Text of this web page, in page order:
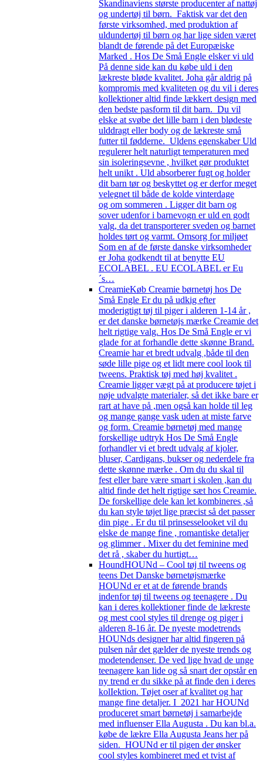
Skandinaviens største producenter af nattøj
og undertøj til børn. Faktisk var det den
første virksomhed, med produktion af
uldundertøj til børn og har lige siden været
blandt de førende på det Europæiske
Marked . Hos De Små Engle elsker vi uld
På denne side kan du købe uld i den
lækreste bløde kvalitet. Joha går aldrig på
kompromis med kvaliteten og du vil i deres
kollektioner altid finde lækkert design med
den bedste pasform til dit barn. Du vil
elske at svøbe det lille barn i den blødeste
ulddragt eller body og de lækreste små
futter til fødderne. Uldens egenskaber Uld
regulerer helt naturligt temperaturen med
sin isoleringsevne , hvilket gør produktet
helt unikt . Uld absorberer fugt og holder
dit barn tør og beskyttet og er derfor meget
velegnet til både de kolde vinterdage
og om sommeren . Ligger dit barn og
sover udenfor i barnevogn er uld en godt
valg, da det transporterer sveden og barnet
holdes tørt og varmt. Omsorg for miljøet
Som en af de første danske virksomheder
er Joha godkendt til at benytte EU
ECOLABEL . EU ECOLABEL er Eu
´s…
CreamieKøb Creamie børnetøj hos De
Små Engle Er du på udkig efter
moderigtigt tøj til piger i alderen 1-14 år ,
er det danske børnetøjs mærke Creamie det
helt rigtige valg. Hos De Små Engle er vi
glade for at forhandle dette skønne Brand.
Creamie har et bredt udvalg ,både til den
søde lille pige og et lidt mere cool look til
tweens. Praktisk tøj med høj kvalitet .
Creamie ligger vægt på at producere tøjet i
nøje udvalgte materialer, så det ikke bare er
rart at have på ,men også kan holde til leg
og mange gange vask uden at miste farve
og form. Creamie børnetøj med mange
forskellige udtryk Hos De Små Engle
forhandler vi et bredt udvalg af kjoler,
bluser, Cardigans, bukser og nederdele fra
dette skønne mærke . Om du du skal til
fest eller bare være smart i skolen ,kan du
altid finde det helt rigtige sæt hos Creamie.
De forskellige dele kan let kombineres ,så
du kan style tøjet lige præcist så det passer
din pige . Er du til prinsesselooket vil du
elske de mange fine , romantiske detaljer
og glimmer . Mixer du det feminine med
det rå , skaber du hurtigt…
HoundHOUNd – Cool tøj til tweens og
teens Det Danske børnetøjsmærke
HOUNd er et at de førende brands
indenfor tøj til tweens og teenagere . Du
kan i deres kollektioner finde de lækreste
og mest cool styles til drenge og piger i
alderen 8-16 år. De nyeste modetrends
HOUNds designer har altid fingeren på
pulsen når det gælder de nyeste trends og
modetendenser. De ved lige hvad de unge
teenagere kan lide og så snart der opstår en
ny trend er du sikke på at finde den i deres
kolIektion. Tøjet oser af kvalitet og har
mange fine detaljer. I 2021 har HOUNd
produceret smart børnetøj i samarbejde
med influenser Ella Augusta . Du kan bl.a.
købe de lækre Ella Augusta Jeans her på
siden. HOUNd er til pigen der ønsker
cool styles kombineret med et tvist af